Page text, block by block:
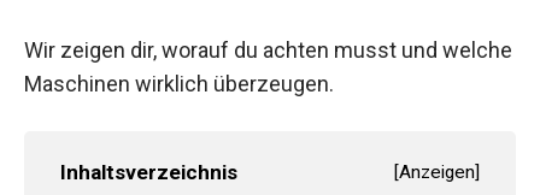
Wir zeigen dir, worauf du achten musst und welche
Maschinen wirklich überzeugen.
Inhaltsverzeichnis [Anzeigen]